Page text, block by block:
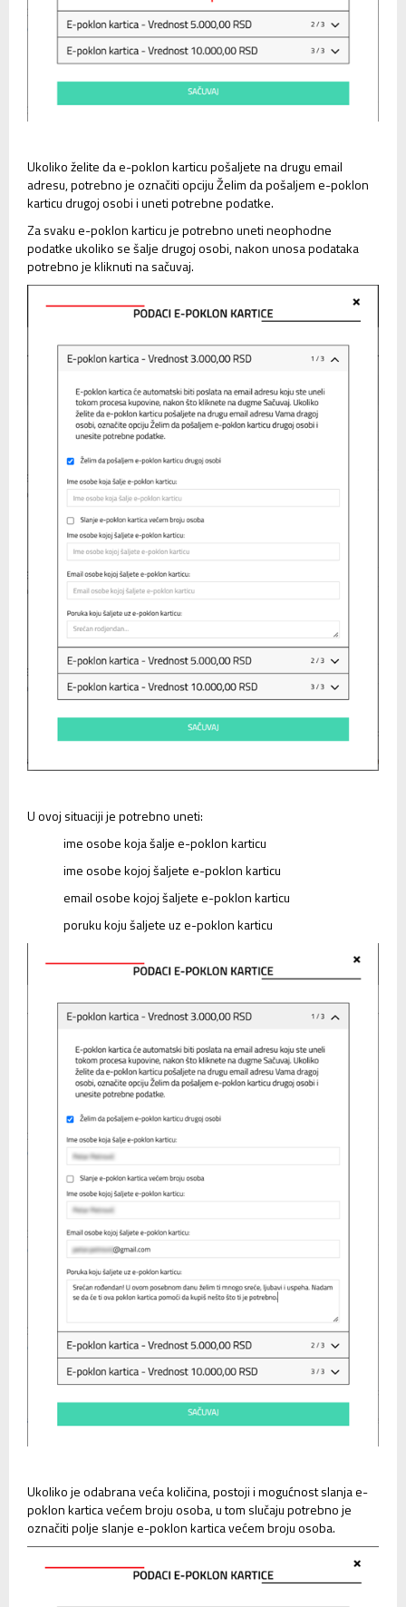
Ukoliko želite da e-poklon karticu pošaljete na drugu email
adresu, potrebno je označiti opciju Želim da pošaljem e-poklon
karticu drugoj osobi i uneti potrebne podatke.
Za svaku e-poklon karticu je potrebno uneti neophodne
podatke ukoliko se šalje drugoj osobi, nakon unosa podataka
potrebno je kliknuti na sačuvaj.
U ovoj situaciji je potrebno uneti:
ime osobe koja šalje e-poklon karticu
ime osobe kojoj šaljete e-poklon karticu
email osobe kojoj šaljete e-poklon karticu
poruku koju šaljete uz e-poklon karticu
Ukoliko je odabrana veća količina, postoji i mogućnost slanja e-
poklon kartica većem broju osoba, u tom slučaju potrebno je
označiti polje slanje e-poklon kartica većem broju osoba.